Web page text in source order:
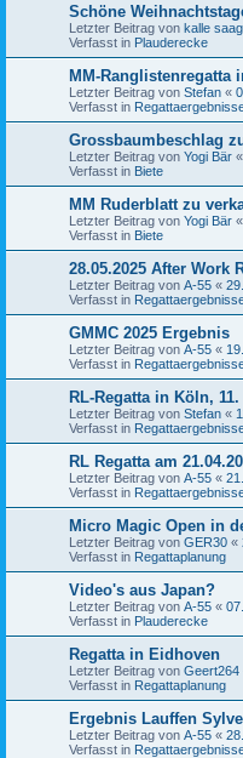
Schöne
Letzter Beitrag von kalle
Verfasst in Plauderecke
MM-Ranglistenregatta
Letzter Beitrag von Stefan «
Verfasst in
Grossbaumbeschlag
Letzter Beitrag von Yogi Bär «
Verfasst in Biete
MM Ruderblatt zu
Letzter Beitrag von Yogi Bär «
Verfasst in Biete
28.05.2025 After Work
Letzter Beitrag von A-55 «
Verfasst in
GMMC 2025 Ergebnis
Letzter Beitrag von A-55 «
Verfasst in
RL-Regatta in Köln, 11.
Letzter Beitrag von Stefan «
Verfasst in
RL Regatta am
Letzter Beitrag von A-55 «
Verfasst in
Micro Magic Open in
Letzter Beitrag von GER30 «
Verfasst in Regattaplanung
Video's aus Japan?
Letzter Beitrag von A-55 «
Verfasst in Plauderecke
Regatta in Eidhoven
Letzter Beitrag von Geert264
Verfasst in Regattaplanung
Ergebnis Lauffen
Letzter Beitrag von A-55 «
Verfasst in